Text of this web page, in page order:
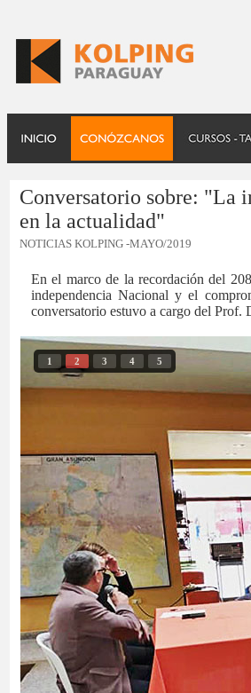
Conversatorio sobre: "La
en la actualidad"
NOTICIAS KOLPING -MAYO/2019
En el marco de la recordación del
independencia Nacional y el
conversatorio estuvo a cargo del Prof.